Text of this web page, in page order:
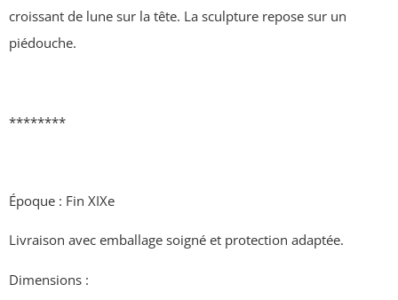
croissant de lune sur la tête. La sculpture repose sur un
piédouche.
********
Époque : Fin XIXe
Livraison avec emballage soigné et protection adaptée.
Dimensions :